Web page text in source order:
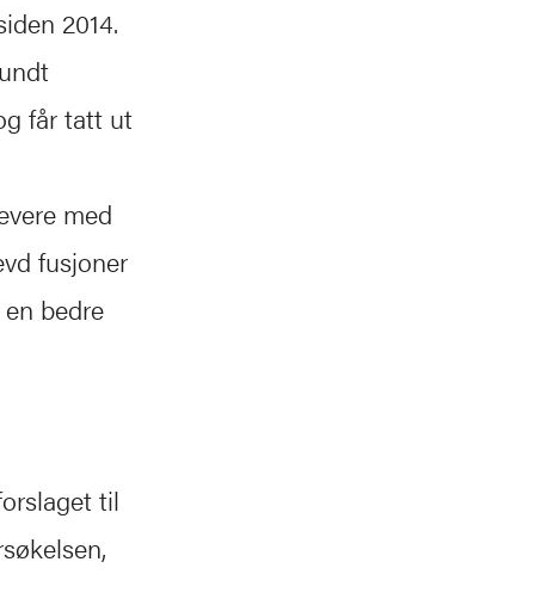
2014.
får tatt ut
med
fusjoner
bedre
til